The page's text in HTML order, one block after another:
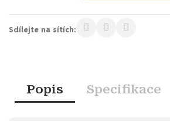
Sdílejte na sítích:
Popis Specifikace